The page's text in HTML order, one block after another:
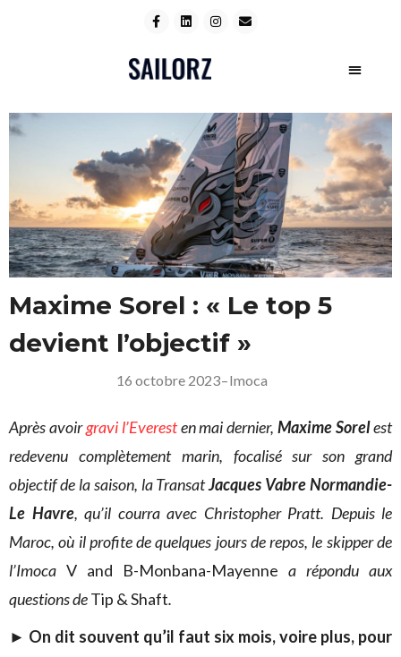
Maxime Sorel : « Le top 5
devient l’objectif »
16 octobre 2023–Imoca
Après avoirgravi l’Everesten mai dernier,Maxime Sorelest
redevenu complètement marin, focalisé sur son grand
objectif de la saison, la TransatJacques Vabre Normandie-
Le Havre, qu’il courra avec Christopher Pratt. Depuis le
Maroc, où il profite de quelques jours de repos, le skipper de
l’Imoca V and B-Monbana-Mayenne a répondu aux
questions deTip & Shaft.
► On dit souvent qu’il faut six mois, voire plus, pour